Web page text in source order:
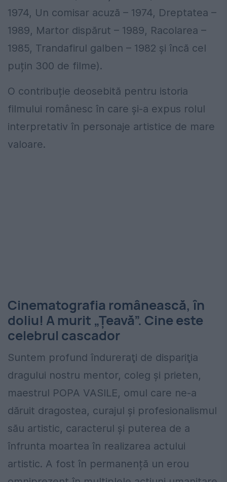
1974, Un comisar acuză – 1974, Dreptatea –
1989, Martor dispărut – 1989, Racolarea –
1985, Trandafirul galben – 1982 și încă cel
puțin 300 de filme).
O contribuție deosebită pentru istoria
filmului românesc în care și-a expus rolul
interpretativ în personaje artistice de mare
valoare.
Cinematografia românească, în
doliu! A murit „Țeavă”. Cine este
celebrul cascador
Suntem profund îndureraţi de dispariţia
dragului nostru mentor, coleg și prieten,
maestrul POPA VASILE, omul care ne-a
dăruit dragostea, curajul și profesionalismul
său artistic, caracterul și puterea de a
înfrunta moartea în realizarea actului
artistic. A fost în permanență un erou